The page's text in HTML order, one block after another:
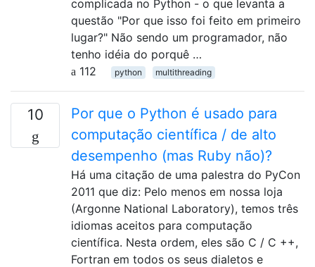
complicada no Python - o que levanta a
questão "Por que isso foi feito em primeiro
lugar?" Não sendo um programador, não
tenho idéia do porquê …
112
python multithreading
10
Por que o Python é usado para
computação científica / de alto
desempenho (mas Ruby não)?
Há uma citação de uma palestra do PyCon
2011 que diz: Pelo menos em nossa loja
(Argonne National Laboratory), temos três
idiomas aceitos para computação
científica. Nesta ordem, eles são C / C ++,
Fortran em todos os seus dialetos e